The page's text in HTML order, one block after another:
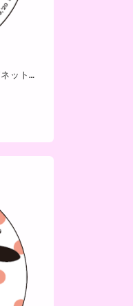
ポチャッコ cafe 限定コラボガラスマグネット（サングラスタイプ）